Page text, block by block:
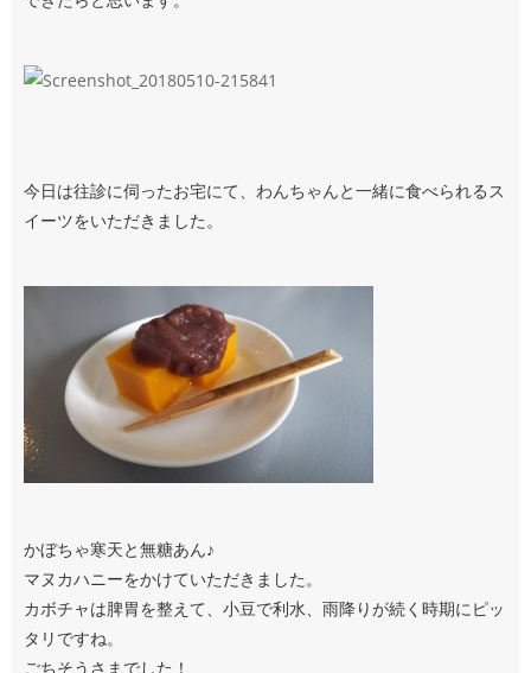
今日は往診に伺ったお宅にて、わんちゃんと一緒に食べられるス
イーツをいただきました。
かぼちゃ寒天と無糖あん♪
マヌカハニーをかけていただきました。
カボチャは脾胃を整えて、小豆で利水、雨降りが続く時期にピッ
タリですね。
ごちそうさまでした！